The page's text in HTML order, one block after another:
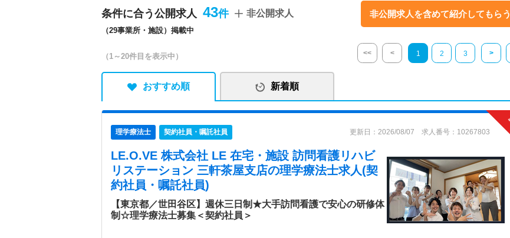
条件に合う公開求人 43
（29事業所・施設）掲載中
非公開求人 非公開求人を含めて紹介してもらう
（1～20件目を表示中） << < 1 2 3 >
おすすめ順 新着順
理学療法士 契約社員・嘱託社員 更新日：2026/08/07 求人番号：10267803
LE.O.VE 株式会社 LE 在宅・施設 訪問看護リハビ
リステーション 三軒茶屋支店の理学療法士求人(契
約社員・嘱託社員)
【東京都／世田谷区】週休三日制★大手訪問看護で安心の研修体
制☆理学療法士募集＜契約社員＞